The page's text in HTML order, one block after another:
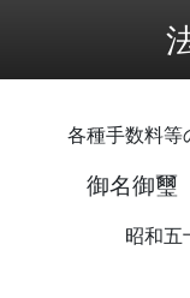
各種手数料等
御名御璽
昭和五